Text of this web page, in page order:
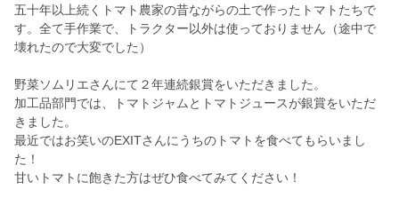
五十年以上続くトマト農家の昔ながらの土で作ったトマトたちで
す。全て手作業で、トラクター以外は使っておりません（途中で
壊れたので大変でした）
野菜ソムリエさんにて２年連続銀賞をいただきました。
加工品部門では、トマトジャムとトマトジュースが銀賞をいただ
きました。
最近ではお笑いのEXITさんにうちのトマトを食べてもらいまし
た！
甘いトマトに飽きた方はぜひ食べてみてください！